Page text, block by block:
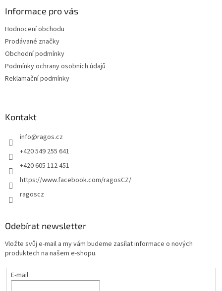
Informace pro vás
Hodnocení obchodu
Prodávané značky
Obchodní podmínky
Podmínky ochrany osobních údajů
Reklamační podmínky
Kontakt
info@ragos.cz
+420 549 255 641
+420 605 112 451
https://www.facebook.com/ragosCZ/
ragoscz
Odebírat newsletter
Vložte svůj e-mail a my vám budeme zasílat informace o nových
produktech na našem e-shopu.
E-mail